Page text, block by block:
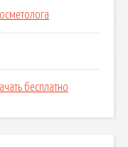
бесплатно